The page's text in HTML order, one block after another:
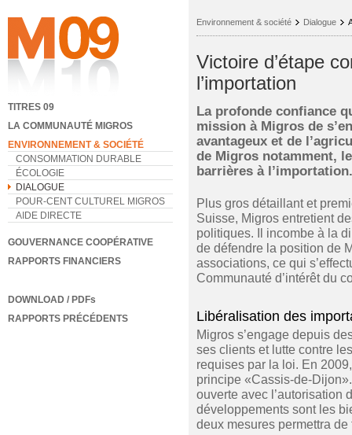
TITRES 09
LA COMMUNAUTÉ MIGROS
ENVIRONNEMENT & SOCIÉTÉ
CONSOMMATION DURABLE
ÉCOLOGIE
DIALOGUE
POUR-CENT CULTUREL MIGROS
AIDE DIRECTE
GOUVERNANCE COOPÉRATIVE
RAPPORTS FINANCIERS
DOWNLOAD / PDFs
RAPPORTS PRÉCÉDENTS
Environnement & société Dialogue
Victoire d’étape
l’importation
La profonde confiance
mission à Migros de
avantageux et de
de Migros notamment,
barrières à l’importation.
Plus gros détaillant et
Suisse, Migros entretient
politiques. Il incombe à la
de défendre la position de
associations, ce qui
Communauté d’intérêt du
Libéralisation des
Migros s’engage depuis
ses clients et lutte contre
requises par la loi. En
principe «Cassis-de-
ouverte avec l’autorisation
développements sont les
deux mesures permettra